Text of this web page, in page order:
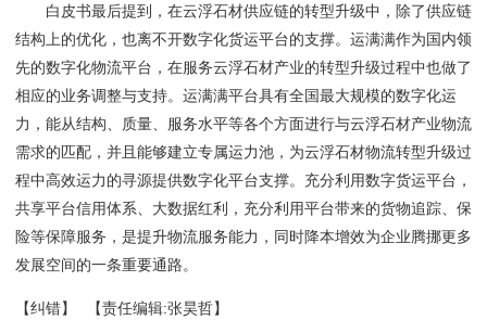
白皮书最后提到， 在云浮石材供应链的转型升级中，除了供应链
结构上的优化，也离不开数字化货运平台的支撑。运满满作为国内领
先的数字化物流平台，在服务云浮石材产业的转型升级过程中也做了
相应的业务调整与支持。运满满平台具有全国最大规模的数字化运
力，能从结构、质量、服务水平等各个方面进行与云浮石材产业物流
需求的匹配，并且能够建立专属运力池，为云浮石材物流转型升级过
程中高效运力的寻源提供数字化平台支撑。充分利用数字货运平台，
共享平台信用体系、大数据红利，充分利用平台带来的货物追踪、保
险等保障服务，是提升物流服务能力，同时降本增效为企业腾挪更多
发展空间的一条重要通路。
【纠错】 【责任编辑:张昊哲】